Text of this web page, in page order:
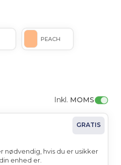
PEACH
Inkl. MOMS
GRATIS
hvis du er usikker
enhed er.